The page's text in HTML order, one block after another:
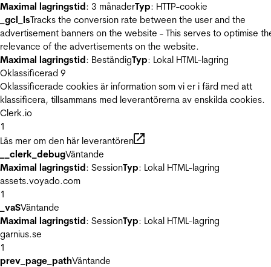
Maximal lagringstid: 3 månaderTyp: HTTP-cookie
_gcl_lsTracks the conversion rate between the user and the
advertisement banners on the website - This serves to optimise
relevance of the advertisements on the website.
Maximal lagringstid: BeständigTyp: Lokal HTML-lagring
Oklassificerad 9
Oklassificerade cookies är information som vi er i färd med att
klassificera, tillsammans med leverantörerna av enskilda cookies.
Clerk.io
1
Läs mer om den här leverantören
__clerk_debugVäntande
Maximal lagringstid: SessionTyp: Lokal HTML-lagring
assets.voyado.com
1
_vaSVäntande
Maximal lagringstid: SessionTyp: Lokal HTML-lagring
garnius.se
1
prev_page_pathVäntande